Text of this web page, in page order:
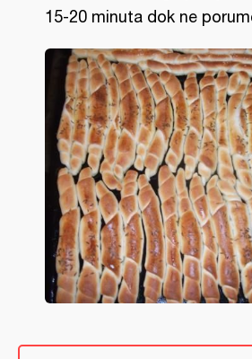
15-20 minuta dok ne